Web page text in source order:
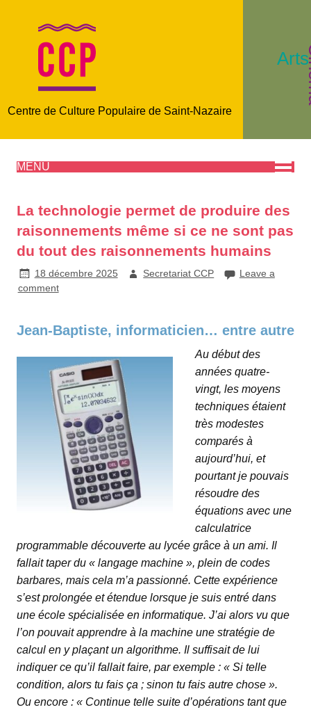
Centre de Culture Populaire de Saint-Nazaire
MENU
La technologie permet de produire des
raisonnements même si ce ne sont pas
du tout des raisonnements humains
18 décembre 2025 Secretariat CCP
Leave a
comment
Jean-Baptiste, informaticien… entre autre
Au début des
années quatre-
vingt, les moyens
techniques étaient
très modestes
comparés à
aujourd’hui, et
pourtant je pouvais
résoudre des
équations avec une
calculatrice
programmable découverte au lycée grâce à un ami. Il
fallait taper du « langage machine », plein de codes
barbares, mais cela m’a passionné. Cette expérience
s’est prolongée et étendue lorsque je suis entré dans
une école spécialisée en informatique. J’ai alors vu que
l’on pouvait apprendre à la machine une stratégie de
calcul en y plaçant un algorithme. Il suffisait de lui
indiquer ce qu’il fallait faire, par exemple : « Si telle
condition, alors tu fais ça ; sinon tu fais autre chose ».
Ou encore : « Continue telle suite d’opérations tant que